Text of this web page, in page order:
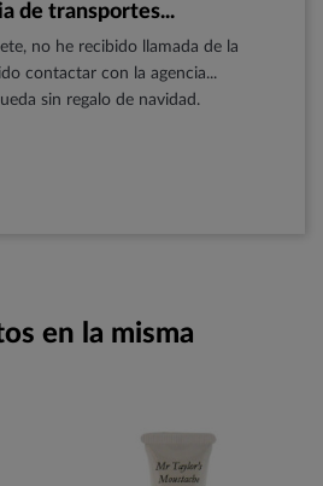
de transportes...
no he recibido llamada de la
contactar con la agencia...
sin regalo de navidad.
en la misma